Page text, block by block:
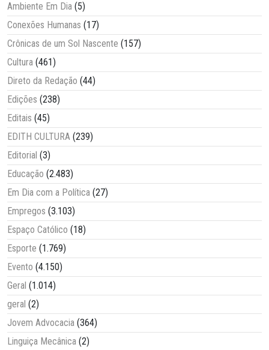
Ambiente Em Dia (5)
Conexões Humanas (17)
Crônicas de um Sol Nascente (157)
Cultura (461)
Direto da Redação (44)
Edições (238)
Editais (45)
EDITH CULTURA (239)
Editorial (3)
Educação (2.483)
Em Dia com a Política (27)
Empregos (3.103)
Espaço Católico (18)
Esporte (1.769)
Evento (4.150)
Geral (1.014)
geral (2)
Jovem Advocacia (364)
Linguiça Mecânica (2)